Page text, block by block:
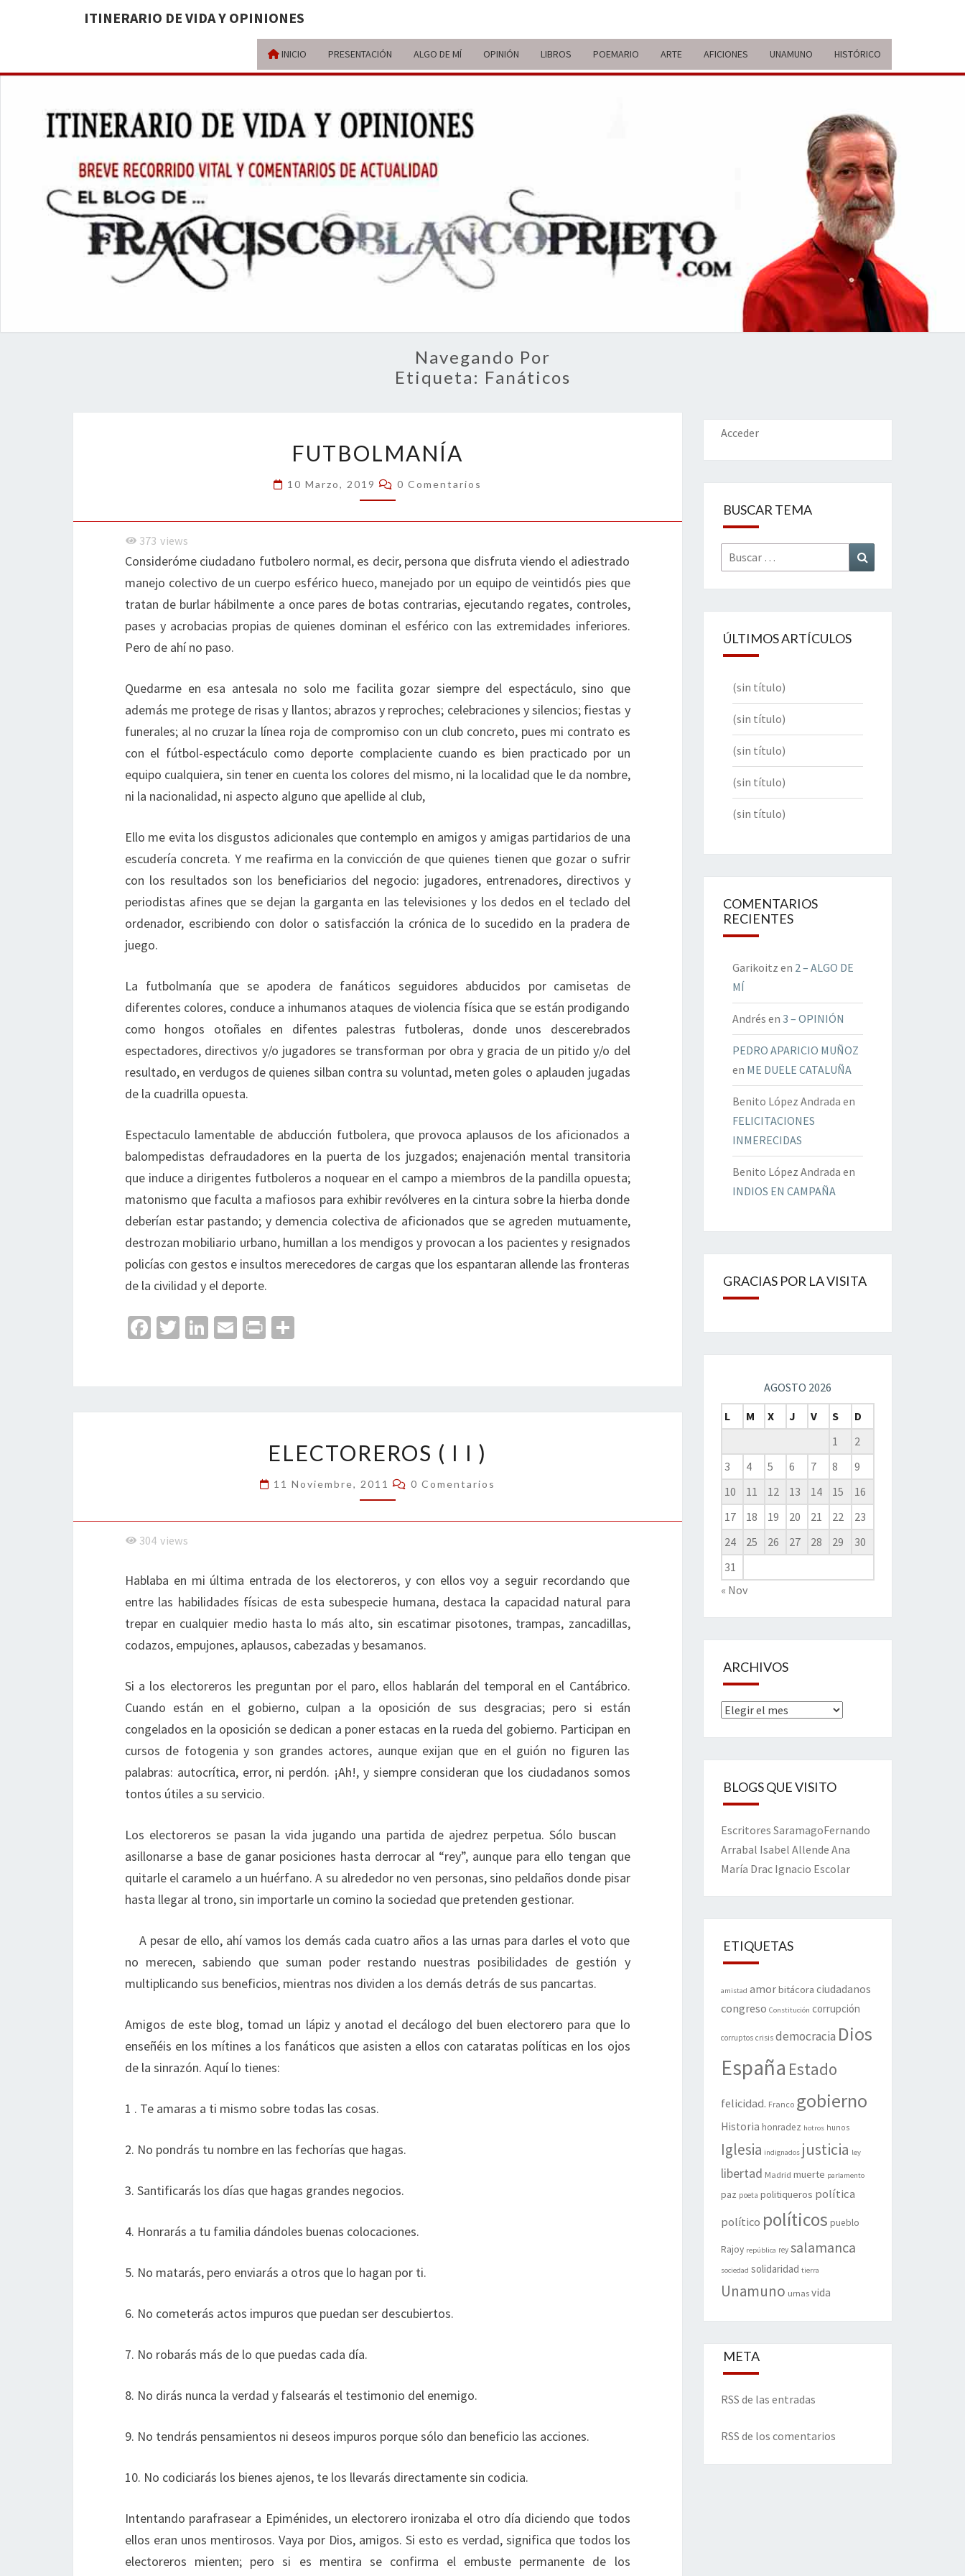
ITINERARIO DE VIDA Y OPINIONES
INICIO PRESENTACIÓN ALGO DE MÍ OPINIÓN LIBROS POEMARIO ARTE AFICIONES UNAMUNO HISTÓRICO
ITINERARIO
DE VIDA Y
OPINIONES
BREVE
RECORRIDO
VITAL Y
COMENTARIOS
ACTUALIDAD
Navegando Por
Etiqueta: Fanáticos
FUTBOLMANÍA
10 Marzo, 2019 Comentarios
0 Comentarios
373 views
Consideróme ciudadano futbolero normal, es decir, persona que disfruta viendo el adiestrado
manejo colectivo de un cuerpo esférico hueco, manejado por un equipo de veintidós pies que
tratan de burlar hábilmente a once pares de botas contrarias, ejecutando regates, controles,
pases y acrobacias propias de quienes dominan el esférico con las extremidades inferiores.
Pero de ahí no paso.
Quedarme en esa antesala no solo me facilita gozar siempre del espectáculo, sino que
además me protege de risas y llantos; abrazos y reproches; celebraciones y silencios; fiestas y
funerales; al no cruzar la línea roja de compromiso con un club concreto, pues mi contrato es
con el fútbol-espectáculo como deporte complaciente cuando es bien practicado por un
equipo cualquiera, sin tener en cuenta los colores del mismo, ni la localidad que le da nombre,
ni la nacionalidad, ni aspecto alguno que apellide al club,
Ello me evita los disgustos adicionales que contemplo en amigos y amigas partidarios de una
escudería concreta. Y me reafirma en la convicción de que quienes tienen que gozar o sufrir
con los resultados son los beneficiarios del negocio: jugadores, entrenadores, directivos y
periodistas afines que se dejan la garganta en las televisiones y los dedos en el teclado del
ordenador, escribiendo con dolor o satisfacción la crónica de lo sucedido en la pradera de
juego.
La futbolmanía que se apodera de fanáticos seguidores abducidos por camisetas de
diferentes colores, conduce a inhumanos ataques de violencia física que se están prodigando
como hongos otoñales en difentes palestras futboleras, donde unos descerebrados
espectadores, directivos y/o jugadores se transforman por obra y gracia de un pitido y/o del
resultado, en verdugos de quienes silban contra su voluntad, meten goles o aplauden jugadas
de la cuadrilla opuesta.
Espectaculo lamentable de abducción futbolera, que provoca aplausos de los aficionados a
balompedistas defraudadores en la puerta de los juzgados; enajenación mental transitoria
que induce a dirigentes futboleros a noquear en el campo a miembros de la pandilla opuesta;
matonismo que faculta a mafiosos para exhibir revólveres en la cintura sobre la hierba donde
deberían estar pastando; y demencia colectiva de aficionados que se agreden mutuamente,
destrozan mobiliario urbano, humillan a los mendigos y provocan a los pacientes y resignados
policías con gestos e insultos merecedores de cargas que los espantaran allende las fronteras
de la civilidad y el deporte.
Fa
o
T
Li
n
E
Pr
ar
tir
(
I
I
)
ELECTOREROS ( I I )
11 Noviembre, 2011 Comentarios
0 Comentarios
304 views
Hablaba en mi última entrada de los electoreros, y con ellos voy a seguir recordando que
entre las habilidades físicas de esta subespecie humana, destaca la capacidad natural para
trepar en cualquier medio hasta lo más alto, sin escatimar pisotones, trampas, zancadillas,
codazos, empujones, aplausos, cabezadas y besamanos.
Si a los electoreros les preguntan por el paro, ellos hablarán del temporal en el Cantábrico.
Cuando están en el gobierno, culpan a la oposición de sus desgracias; pero si están
congelados en la oposición se dedican a poner estacas en la rueda del gobierno. Participan en
cursos de fotogenia y son grandes actores, aunque exijan que en el guión no figuren las
palabras: autocrítica, error, ni perdón. ¡Ah!, y siempre consideran que los ciudadanos somos
tontos útiles a su servicio.
Los electoreros se pasan la vida jugando una partida de ajedrez perpetua. Sólo buscan
asillonarse a base de ganar posiciones hasta derrocar al “rey”, aunque para ello tengan que
quitarle el caramelo a un huérfano. A su alrededor no ven personas, sino peldaños donde pisar
hasta llegar al trono, sin importarle un comino la sociedad que pretenden gestionar.
A pesar de ello, ahí vamos los demás cada cuatro años a las urnas para darles el voto que
no merecen, sabiendo que suman poder restando nuestras posibilidades de gestión y
multiplicando sus beneficios, mientras nos dividen a los demás detrás de sus pancartas.
Amigos de este blog, tomad un lápiz y anotad el decálogo del buen electorero para que lo
enseñéis en los mítines a los fanáticos que asisten a ellos con cataratas políticas en los ojos
de la sinrazón. Aquí lo tienes:
1 . Te amaras a ti mismo sobre todas las cosas.
2. No pondrás tu nombre en las fechorías que hagas.
3. Santificarás los días que hagas grandes negocios.
4. Honrarás a tu familia dándoles buenas colocaciones.
5. No matarás, pero enviarás a otros que lo hagan por ti.
6. No cometerás actos impuros que puedan ser descubiertos.
7. No robarás más de lo que puedas cada día.
8. No dirás nunca la verdad y falsearás el testimonio del enemigo.
9. No tendrás pensamientos ni deseos impuros porque sólo dan beneficio las acciones.
10. No codiciarás los bienes ajenos, te los llevarás directamente sin codicia.
Intentando parafrasear a Epiménides, un electorero ironizaba el otro día diciendo que todos
ellos eran unos mentirosos. Vaya por Dios, amigos. Si esto es verdad, significa que todos los
electoreros mienten; pero si es mentira se confirma el embuste permanente de los
Acceder
BUSCAR TEMA
Buscar
por:
ÚLTIMOS ARTÍCULOS
(sin título)
(sin título)
(sin título)
(sin título)
(sin título)
COMENTARIOS
RECIENTES
Garikoitz en 2 – ALGO DE
MÍ
Andrés en 3 – OPINIÓN
PEDRO APARICIO MUÑOZ
en ME DUELE CATALUÑA
Benito López Andrada en
FELICITACIONES
INMERECIDAS
Benito López Andrada en
INDIOS EN CAMPAÑA
GRACIAS POR LA VISITA
AGOSTO 2026
L
M X J V S
D
1
2
3
4 5 6 7 8
9
10
11 12 13 14 15
16
17
18 19 20 21 22
23
24
25 26 27 28 29
30
31
« Nov
ARCHIVOS
Archivos
BLOGS QUE VISITO
Escritores SaramagoFernando
Arrabal Isabel Allende Ana
María Drac Ignacio Escolar
ETIQUETAS
amistad amorbitácora ciudadanos
congreso Constitución corrupción
corruptos crisis democracia Dios
España Estado
felicidad. Franco gobierno
Historia honradez hotros hunos
Iglesia indignados justicia ley
libertad Madrid muerte parlamento
paz poeta politiqueros política
político políticos pueblo
Rajoy república rey salamanca
sociedad solidaridad tierra
Unamuno urnas vida
META
RSS de las entradas
RSS de los comentarios